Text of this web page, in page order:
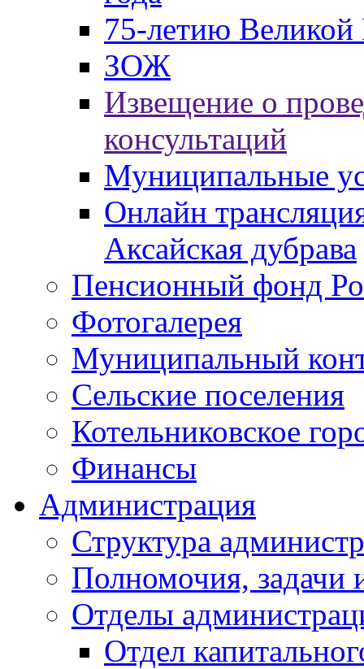
75-летию
ЗОЖ
Извещение о
консультаций
Муниципальные
Онлайн
Аксайская дубрава
Пенсионный фонд
Фотогалерея
Муниципальный
Сельские поселения
Котельниковское
Финансы
Администрация
Структура
Полномочия, задачи
Отделы
Отдел